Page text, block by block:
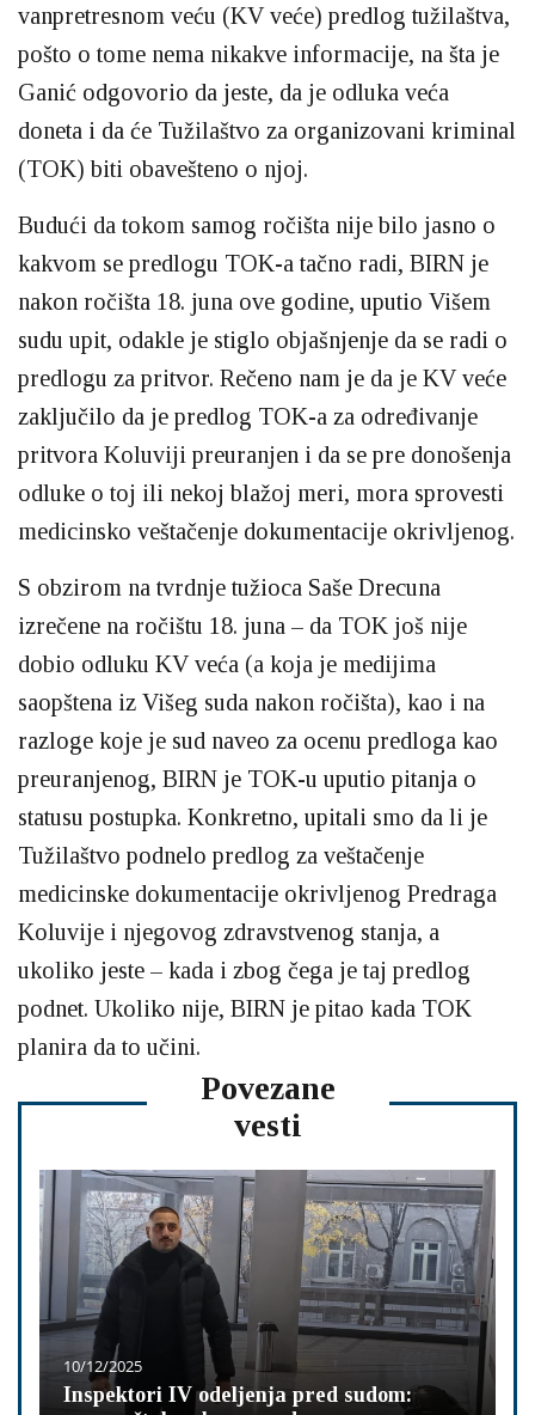
vanpretresnom veću (KV veće) predlog tužilaštva,
pošto o tome nema nikakve informacije, na šta je
Ganić odgovorio da jeste, da je odluka veća
doneta i da će Tužilaštvo za organizovani kriminal
(TOK) biti obavešteno o njoj.
Budući da tokom samog ročišta nije bilo jasno o
kakvom se predlogu TOK-a tačno radi, BIRN je
nakon ročišta 18. juna ove godine, uputio Višem
sudu upit, odakle je stiglo objašnjenje da se radi o
predlogu za pritvor. Rečeno nam je da je KV veće
zaključilo da je predlog TOK-a za određivanje
pritvora Koluviji preuranjen i da se pre donošenja
odluke o toj ili nekoj blažoj meri, mora sprovesti
medicinsko veštačenje dokumentacije okrivljenog.
S obzirom na tvrdnje tužioca Saše Drecuna
izrečene na ročištu 18. juna – da TOK još nije
dobio odluku KV veća (a koja je medijima
saopštena iz Višeg suda nakon ročišta), kao i na
razloge koje je sud naveo za ocenu predloga kao
preuranjenog, BIRN je TOK-u uputio pitanja o
statusu postupka. Konkretno, upitali smo da li je
Tužilaštvo podnelo predlog za veštačenje
medicinske dokumentacije okrivljenog Predraga
Koluvije i njegovog zdravstvenog stanja, a
ukoliko jeste – kada i zbog čega je taj predlog
podnet. Ukoliko nije, BIRN je pitao kada TOK
planira da to učini.
Povezane
vesti
10/12/2025
Inspektori IV odeljenja pred sudom: